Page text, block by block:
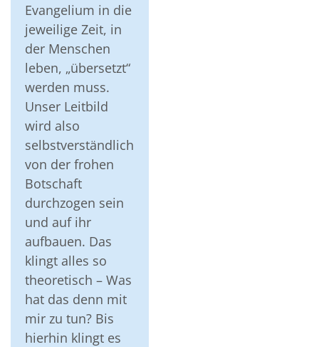
Evangelium in die
jeweilige Zeit, in
der Menschen
leben, „übersetzt“
werden muss.
Unser Leitbild
wird also
selbstverständlich
von der frohen
Botschaft
durchzogen sein
und auf ihr
aufbauen. Das
klingt alles so
theoretisch – Was
hat das denn mit
mir zu tun? Bis
hierhin klingt es